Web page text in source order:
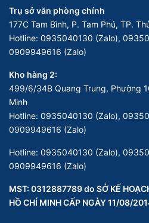
Trụ sở văn phòng chính
177C Tam Bình, P. Tam Phú, TP.
Hotline: 0935040130 (Zalo),
0909949616 (Zalo)
Kho hàng 2:
499/6/34B Quang Trung, Phường
Minh
Hotline: 0935040130 (Zalo),
0909949616 (Zalo)
Hotline: 0935040130 (Zalo),
0909949616 (Zalo)
MST: 0312887789 do SỞ KẾ
HỒ CHÍ MINH CẤP NGÀY 11/08/